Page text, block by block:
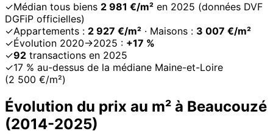
✓Médian tous biens 2 981 €/m² en 2025 (données DVF
DGFiP officielles)
✓Appartements : 2 927 €/m² · Maisons : 3 007 €/m²
✓Évolution 2020→2025 : +17 %
✓92 transactions en 2025
✓17 % au-dessus de la médiane Maine-et-Loire
(2 500 €/m²)
Évolution du prix au m² à Beaucouzé
(2014-2025)